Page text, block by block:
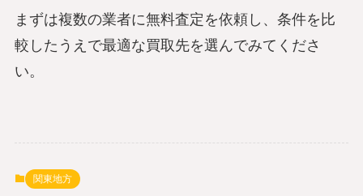
まずは複数の業者に無料査定を依頼し、条件を比
較したうえで最適な買取先を選んでみてくださ
い。
関東地方